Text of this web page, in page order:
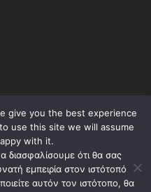
- MEET-SOS.GR
give you the best experience
use this site we will assume
with it.
διασφαλίσουμε ότι θα σας
εμπειρία στον ιστότοπό
αυτόν τον ιστότοπο, θα